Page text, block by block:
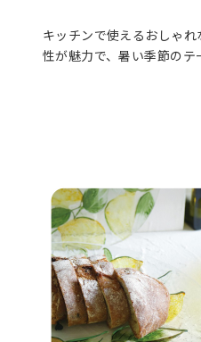
キッチンで使えるおしゃ
性が魅力で、暑い季節の